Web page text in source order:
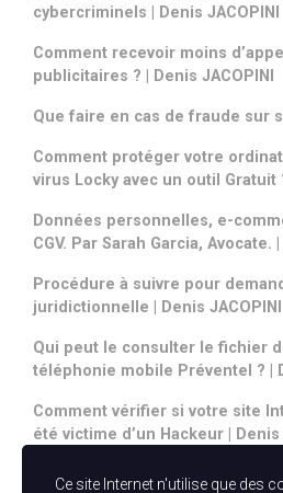
cybercriminels | Denis JACOPINI
Comment recevoir moins
publicitaires ? | Denis JACOPINI
Que faire en cas de fraude sur
Comment protéger votre
virus Locky avec un outil Gratuit
Données personnelles, e-
CGV. Par Sarah Garcia, Avocate. |
Procédure à suivre pour
juridictionnelle | Denis JACOPINI
Qui peut le consulter le fichier
téléphonie mobile Préventel ? |
Comment vérifier si votre site
été victime d’un Hackeur | Denis
Ce site Internet n'utilise que des